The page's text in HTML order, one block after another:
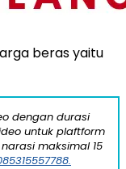
beras yaitu
dengan durasi
untuk plaftform
maksimal 15